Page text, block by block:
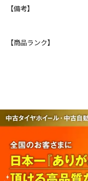
【備考】
【商品ランク】